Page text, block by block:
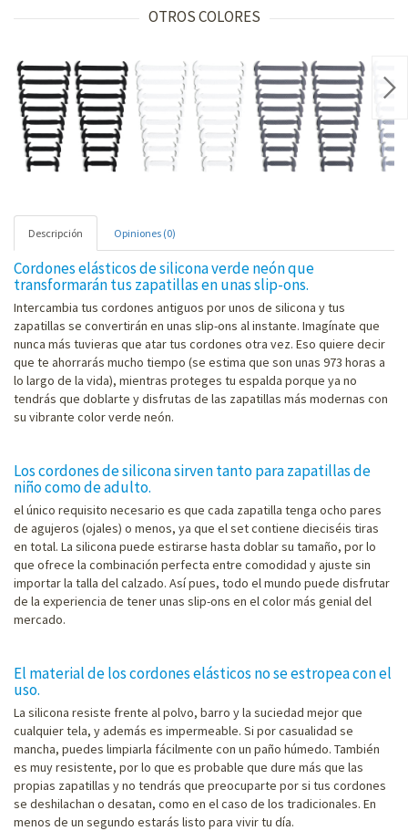
OTROS COLORES
Descripción Opiniones (0)
Cordones elásticos de silicona verde neón que
transformarán tus zapatillas en unas slip-ons.
Intercambia tus cordones antiguos por unos de silicona y tus
zapatillas se convertirán en unas slip-ons al instante. Imagínate que
nunca más tuvieras que atar tus cordones otra vez. Eso quiere decir
que te ahorrarás mucho tiempo (se estima que son unas 973 horas a
lo largo de la vida), mientras proteges tu espalda porque ya no
tendrás que doblarte y disfrutas de las zapatillas más modernas con
su vibrante color verde neón.
Los cordones de silicona sirven tanto para zapatillas de
niño como de adulto.
el único requisito necesario es que cada zapatilla tenga ocho pares
de agujeros (ojales) o menos, ya que el set contiene dieciséis tiras
en total. La silicona puede estirarse hasta doblar su tamaño, por lo
que ofrece la combinación perfecta entre comodidad y ajuste sin
importar la talla del calzado. Así pues, todo el mundo puede disfrutar
de la experiencia de tener unas slip-ons en el color más genial del
mercado.
El material de los cordones elásticos no se estropea con el
uso.
La silicona resiste frente al polvo, barro y la suciedad mejor que
cualquier tela, y además es impermeable. Si por casualidad se
mancha, puedes limpiarla fácilmente con un paño húmedo. También
es muy resistente, por lo que es probable que dure más que las
propias zapatillas y no tendrás que preocuparte por si tus cordones
se deshilachan o desatan, como en el caso de los tradicionales. En
menos de un segundo estarás listo para vivir tu día.